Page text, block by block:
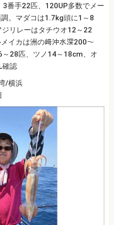
番手22匹、120UP多数でメー
。マダコは1.7kg頭に1～8
リレーはタチウオ12～22
イカは洲の﨑沖水深200～
28匹、ツノ14～18cm、オ
確認
/横浜